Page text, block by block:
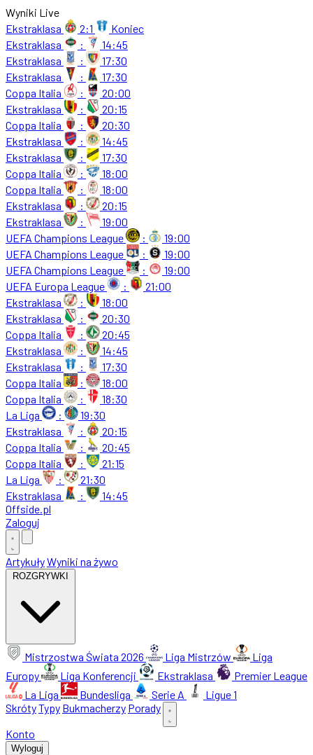
Wyniki Live
Ekstraklasa
2:1
Koniec
Ekstraklasa
:
14:45
Ekstraklasa
:
17:30
Ekstraklasa
:
17:30
Coppa Italia
:
20:00
Ekstraklasa
:
20:15
Coppa Italia
:
20:30
Ekstraklasa
:
14:45
Ekstraklasa
:
17:30
Coppa Italia
:
18:00
Coppa Italia
:
18:00
Ekstraklasa
:
20:15
Ekstraklasa
:
19:00
UEFA Champions League
:
19:00
UEFA Champions League
:
19:00
UEFA Champions League
:
19:00
UEFA Europa League
:
21:00
Ekstraklasa
:
18:00
Ekstraklasa
:
20:30
Coppa Italia
:
20:45
Ekstraklasa
:
14:45
Ekstraklasa
:
17:30
Coppa Italia
:
18:00
Coppa Italia
:
18:30
La Liga
:
19:30
Ekstraklasa
:
20:15
Coppa Italia
:
20:45
Coppa Italia
:
21:15
La Liga
:
21:30
Ekstraklasa
:
14:45
Offside.pl
Zaloguj
ArtykułyWyniki na żywo
ROZGRYWKI
Mistrzostwa Świata 2026 Liga Mistrzów
Liga
Europy
Liga Konferencji Ekstraklasa
Premier League
La Liga
Bundesliga Serie A
Ligue 1
SkrótyTypy Bukmacherzy Porady
Konto
Wyloguj